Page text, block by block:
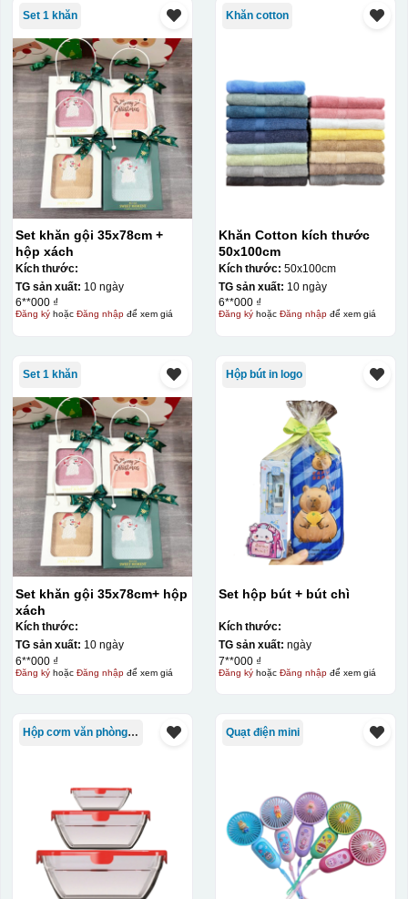
lên gốm sứ
Bước 2: Dán decal lên gốm sứĐể dán decal lên gốm
sứ, thợ sẽ cắt thủ công các miếng logo ra, sau đó thấp
cho vị trí logo cân đối phù hợp, sau đó dùng miếng nhựa
gạt hết nước phía dưới ra
Thợ đang căn chỉnh dán decal lên bát cơm
Set 1 khăn
Set khăn gội 35x78cm +
hộp xách
Kích thước:
TG sản xuất: 10 ngày
6**000 ₫
Đăng kýhoặc Đăng nhậpđể xem giá
Khăn cotton
Khăn Cotton kích thước
50x100cm
Kích thước: 50x100cm
TG sản xuất: 10 ngày
6**000 ₫
Đăng kýhoặc Đăng nhậpđể xem giá
Set 1 khăn
Set khăn gội 35x78cm+ hộp
xách
Kích thước:
TG sản xuất: 10 ngày
6**000 ₫
Đăng kýhoặc Đăng nhậpđể xem giá
Hộp bút in logo
Set hộp bút + bút chì
Kích thước:
TG sản xuất: ngày
7**000 ₫
Đăng kýhoặc Đăng nhậpđể xem giá
Hộp cơm văn phòng Trung Quốc Quạt điện mini